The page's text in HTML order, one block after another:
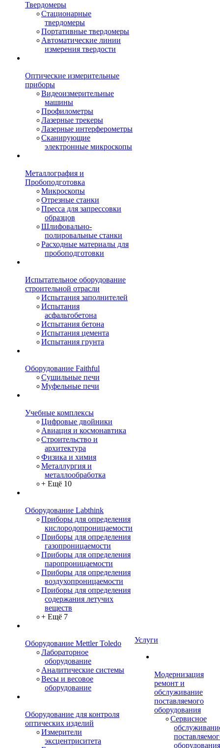
Твердомеры
Стационарные
твердомеры
Портативные твердомеры
Автоматические линии
измерения твердости
Оптические измерительные
приборы
Видеоизмерительные
машины
Профилометры
Лазерные трекеры
Лазерные интерферометры
Сканирующие
электронные микроскопы
Металлография и
Пробоподготовка
Микроскопы
Отрезные станки
Пресса для запрессовки
образцов
Шлифовально-
полировальные станки
Расходные материалы для
пробоподготовки
Испытательное оборудование
строительной отрасли
Испытания заполнителей
Испытания
асфальтобетона
Испытания бетона
Испытания цемента
Испытания грунта
Оборудование Faithful
Сушильные печи
Муфельные печи
Учебные комплексы
Цифровые двойники
Авиация и космонавтика
Строительство и
архитектура
Физика и химия
Металлургия и
металлообработка
+ Ещё 10
Оборудование Labthink
Приборы для определения
кислородопроницаемости
Приборы для определения
газопроницаемости
Приборы для определения
паропроницаемости
Приборы для определения
воздухопроницаемости
Приборы для определения
содержания летучих
веществ
+ Ещё 7
Оборудование Mettler Toledo
Лабораторное
оборудование
Аналитические системы
Весы и весовое
оборудование
Оборудование для контроля
оптических изделий
Измерители
эксцентриситета
Услуги
Модернизация
ремонт и
обслуживание
поставляемого
оборудования
Сервисное
оборудования